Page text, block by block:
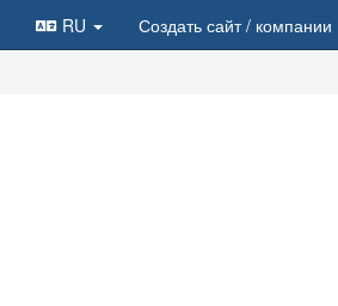
RU Создать сайт/ компании